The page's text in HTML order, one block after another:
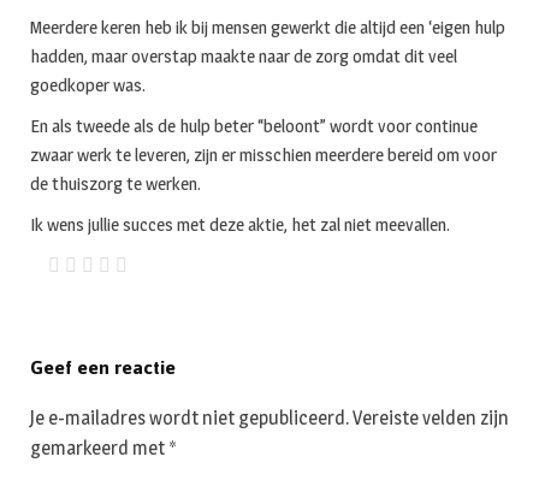
Meerdere keren heb ik bij mensen gewerkt die altijd een ‘eigen hulp
hadden, maar overstap maakte naar de zorg omdat dit veel
goedkoper was.
En als tweede als de hulp beter “beloont” wordt voor continue
zwaar werk te leveren, zijn er misschien meerdere bereid om voor
de thuiszorg te werken.
Ik wens jullie succes met deze aktie, het zal niet meevallen.
Geef een reactie
Je e-mailadres wordt niet gepubliceerd.Vereiste velden zijn
gemarkeerd met *